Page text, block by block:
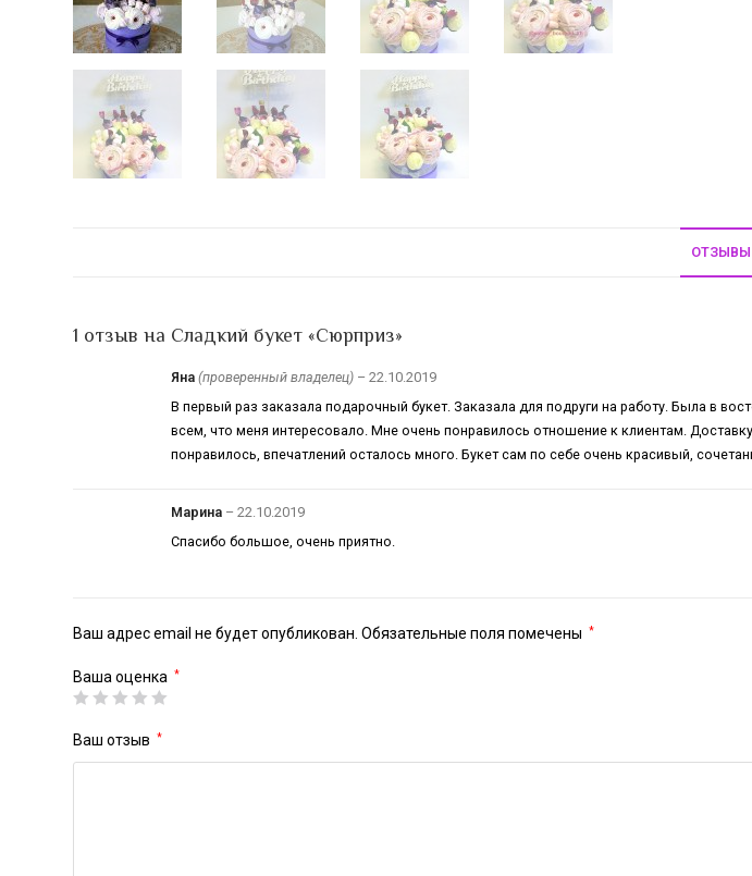
ОТЗЫВЫ
1 отзыв на Сладкий букет «Сюрприз»
Яна(проверенный владелец) – 22.10.2019
В первый раз заказала подарочный букет. Заказала для подруги на работу. Была в
всем, что меня интересовало. Мне очень понравилось отношение к клиентам.
понравилось, впечатлений осталось много. Букет сам по себе очень красивый,
Марина – 22.10.2019
Спасибо большое, очень приятно.
Ваш адрес email не будет опубликован. Обязательные поля помечены *
Ваша оценка *
Ваш отзыв *